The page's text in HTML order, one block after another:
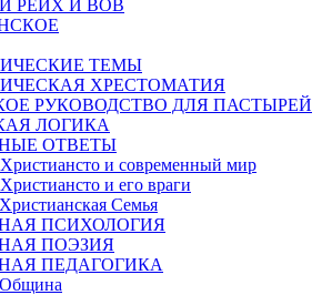
РЕЙХ И ВОВ
ТЕМЫ
ХРЕСТОМАТИЯ
РУКОВОДСТВО ДЛЯ ПАСТЫРЕЙ
ЛОГИКА
ОТВЕТЫ
и современный мир
и его враги
Семья
ПСИХОЛОГИЯ
ПОЭЗИЯ
ПЕДАГОГИКА
Община